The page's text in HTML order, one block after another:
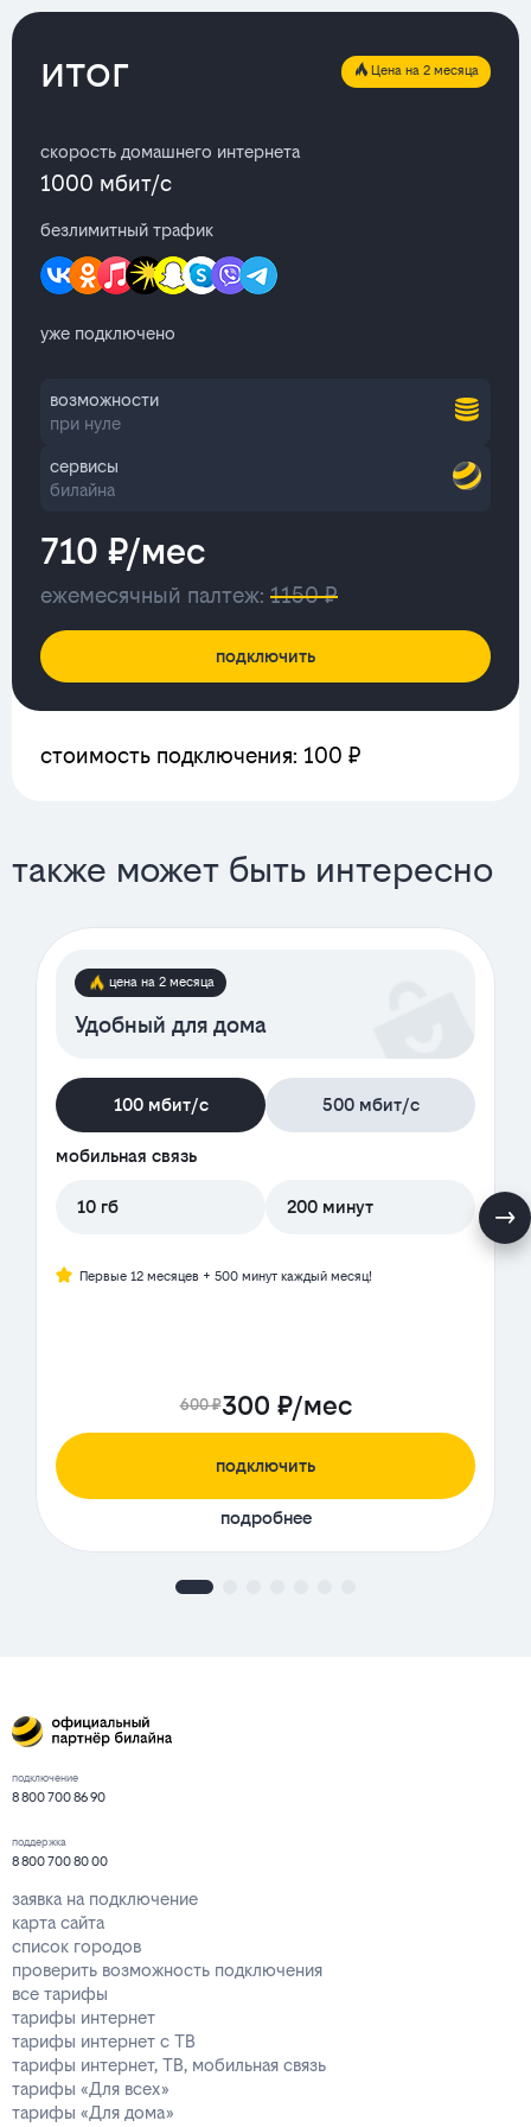
итог Цена на 2 месяца
скорость домашнего интернета
1000 мбит/с
безлимитный трафик
уже подключено
возможности
при нуле
сервисы
билайна
710 ₽/мес
ежемесячный палтеж: 1150 ₽
подключить
стоимость подключения: 100 ₽
также может быть интересно
цена на 2 месяца
Удобный для дома
100 мбит/с 500 мбит/с
мобильная связь
10 гб 200 минут
Первые 12 месяцев + 500 минут каждый месяц!
600 ₽300 ₽/мес
подключить
подробнее
подключение
8 800 700 86 90
поддержка
8 800 700 80 00
заявка на подключение
карта сайта
список городов
проверить возможность подключения
все тарифы
тарифы интернет
тарифы интернет с ТВ
тарифы интернет, ТВ, мобильная связь
тарифы «Для всех»
тарифы «Для дома»